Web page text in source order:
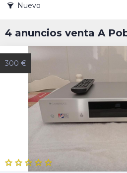
Nuevo
4 anuncios venta A
300 €